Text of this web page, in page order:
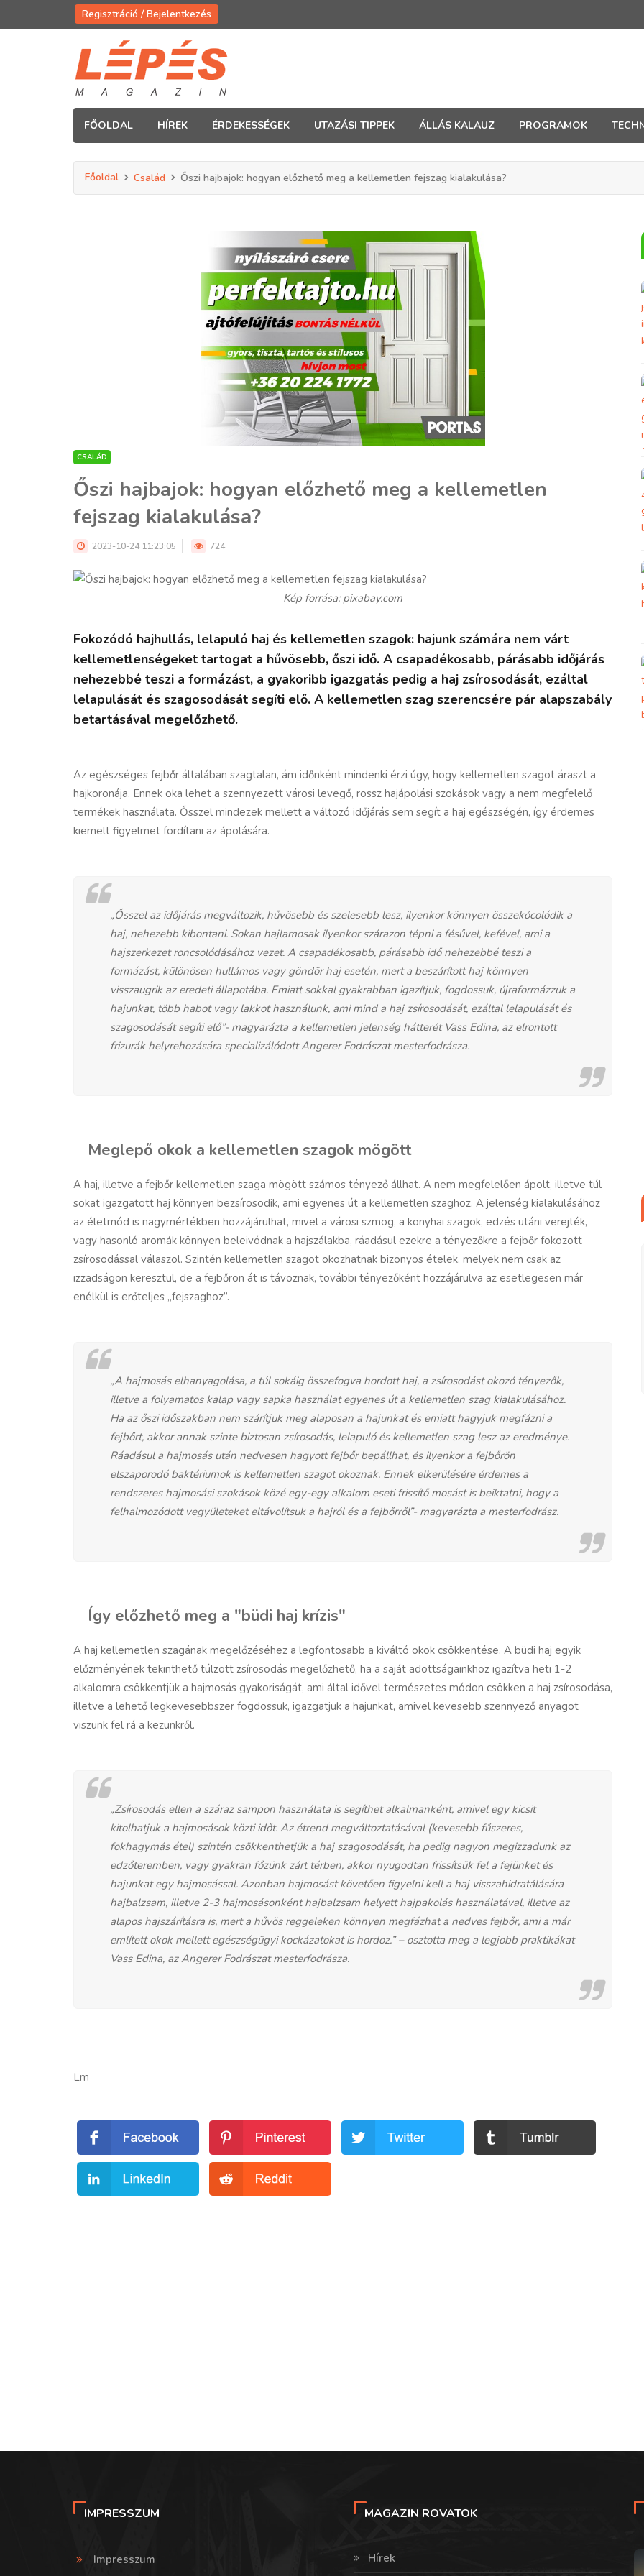
Regisztráció / Bejelentkezés
FŐOLDAL HÍREK ÉRDEKESSÉGEK UTAZÁSI TIPPEK ÁLLÁS KALAUZ PROGRAMOK
Főoldal Család Őszi hajbajok: hogyan előzhető meg a kellemetlen fejszag kialakulása?
CSALÁD
Őszi hajbajok: hogyan előzhető meg a kellemetlen
fejszag kialakulása?
2023-10-24 11:23:05 724
Kép forrása: pixabay.com
Fokozódó hajhullás, lelapuló haj és kellemetlen szagok: hajunk számára nem várt
kellemetlenségeket tartogat a hűvösebb, őszi idő. A csapadékosabb, párásabb időjárás
nehezebbé teszi a formázást, a gyakoribb igazgatás pedig a haj zsírosodását, ezáltal
lelapulását és szagosodását segíti elő. A kellemetlen szag szerencsére pár alapszabály
betartásával megelőzhető.
Az egészséges fejbőr általában szagtalan, ám időnként mindenki érzi úgy, hogy kellemetlen szagot áraszt a
hajkoronája. Ennek oka lehet a szennyezett városi levegő, rossz hajápolási szokások vagy a nem megfelelő
termékek használata. Ősszel mindezek mellett a változó időjárás sem segít a haj egészségén, így érdemes
kiemelt figyelmet fordítani az ápolására.
„Ősszel az időjárás megváltozik, hűvösebb és szelesebb lesz, ilyenkor könnyen összekócolódik a
haj, nehezebb kibontani. Sokan hajlamosak ilyenkor szárazon tépni a fésűvel, kefével, ami a
hajszerkezet roncsolódásához vezet. A csapadékosabb, párásabb idő nehezebbé teszi a
formázást, különösen hullámos vagy göndör haj esetén, mert a beszárított haj könnyen
visszaugrik az eredeti állapotába. Emiatt sokkal gyakrabban igazítjuk, fogdossuk, újraformázzuk a
hajunkat, több habot vagy lakkot használunk, ami mind a haj zsírosodását, ezáltal lelapulását és
szagosodását segíti elő”- magyarázta a kellemetlen jelenség hátterét Vass Edina, az elrontott
frizurák helyrehozására specializálódott Angerer Fodrászat mesterfodrásza.
Meglepő okok a kellemetlen szagok mögött
A haj, illetve a fejbőr kellemetlen szaga mögött számos tényező állhat. A nem megfelelően ápolt, illetve túl
sokat igazgatott haj könnyen bezsírosodik, ami egyenes út a kellemetlen szaghoz. A jelenség kialakulásához
az életmód is nagymértékben hozzájárulhat, mivel a városi szmog, a konyhai szagok, edzés utáni verejték,
vagy hasonló aromák könnyen beleivódnak a hajszálakba, ráadásul ezekre a tényezőkre a fejbőr fokozott
zsírosodással válaszol. Szintén kellemetlen szagot okozhatnak bizonyos ételek, melyek nem csak az
izzadságon keresztül, de a fejbőrön át is távoznak, további tényezőként hozzájárulva az esetlegesen már
enélkül is erőteljes „fejszaghoz”.
„A hajmosás elhanyagolása, a túl sokáig összefogva hordott haj, a zsírosodást okozó tényezők,
illetve a folyamatos kalap vagy sapka használat egyenes út a kellemetlen szag kialakulásához.
Ha az őszi időszakban nem szárítjuk meg alaposan a hajunkat és emiatt hagyjuk megfázni a
fejbőrt, akkor annak szinte biztosan zsírosodás, lelapuló és kellemetlen szag lesz az eredménye.
Ráadásul a hajmosás után nedvesen hagyott fejbőr bepállhat, és ilyenkor a fejbőrön
elszaporodó baktériumok is kellemetlen szagot okoznak. Ennek elkerülésére érdemes a
rendszeres hajmosási szokások közé egy-egy alkalom eseti frissítő mosást is beiktatni, hogy a
felhalmozódott vegyületeket eltávolítsuk a hajról és a fejbőrről”- magyarázta a mesterfodrász.
Így előzhető meg a "büdi haj krízis"
A haj kellemetlen szagának megelőzéséhez a legfontosabb a kiváltó okok csökkentése. A büdi haj egyik
előzményének tekinthető túlzott zsírosodás megelőzhető, ha a saját adottságainkhoz igazítva heti 1-2
alkalomra csökkentjük a hajmosás gyakoriságát, ami által idővel természetes módon csökken a haj zsírosodása,
illetve a lehető legkevesebbszer fogdossuk, igazgatjuk a hajunkat, amivel kevesebb szennyező anyagot
viszünk fel rá a kezünkről.
„Zsírosodás ellen a száraz sampon használata is segíthet alkalmanként, amivel egy kicsit
kitolhatjuk a hajmosások közti időt. Az étrend megváltoztatásával (kevesebb fűszeres,
fokhagymás étel) szintén csökkenthetjük a haj szagosodását, ha pedig nagyon megizzadunk az
edzőteremben, vagy gyakran főzünk zárt térben, akkor nyugodtan frissítsük fel a fejünket és
hajunkat egy hajmosással. Azonban hajmosást követően figyelni kell a haj visszahidratálására
hajbalzsam, illetve 2-3 hajmosásonként hajbalzsam helyett hajpakolás használatával, illetve az
alapos hajszárításra is, mert a hűvös reggeleken könnyen megfázhat a nedves fejbőr, ami a már
említett okok mellett egészségügyi kockázatokat is hordoz.” – osztotta meg a legjobb praktikákat
Vass Edina, az Angerer Fodrászat mesterfodrásza.
Lm
IMPRESSZUM
Impresszum
MAGAZIN ROVATOK
Hírek